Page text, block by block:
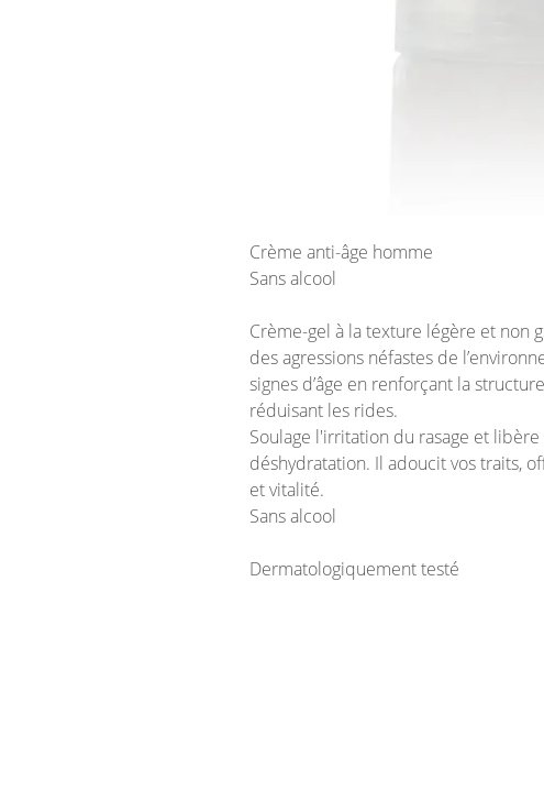
Crème anti-âge homme
Sans alcool
Crème-gel à la texture légère et non
des agressions néfastes de
signes d’âge en renforçant la
réduisant les rides.
Soulage l'irritation du rasage et
déshydratation. Il adoucit vos traits,
et vitalité.
Sans alcool
Dermatologiquement testé